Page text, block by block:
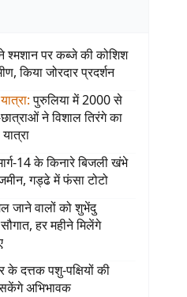
श्मशान पर कब्जे की कोशिश
किया जोरदार प्रदर्शन
: पुरुलिया में 2000 से
ने विशाल तिरंगे का
14 के किनारे बिजली खंभे
गड्ढे में फंसा टोटो
जाने वालों को शुभेंदु
हर महीने मिलेंगे
के दत्तक पशु-पक्षियों की
सकेंगे अभिभावक